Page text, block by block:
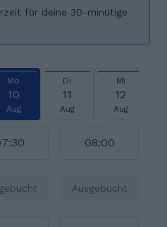
für deine 30-minütige
Mo
10
Aug
Di
11
Aug
Mi
12
Aug
08:00
Ausgebucht